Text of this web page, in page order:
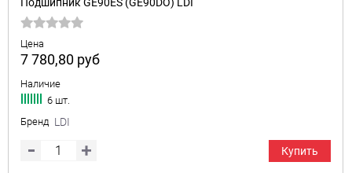
Цена
7 780,80 руб
Наличие
6 шт.
Бренд LDI
Купить